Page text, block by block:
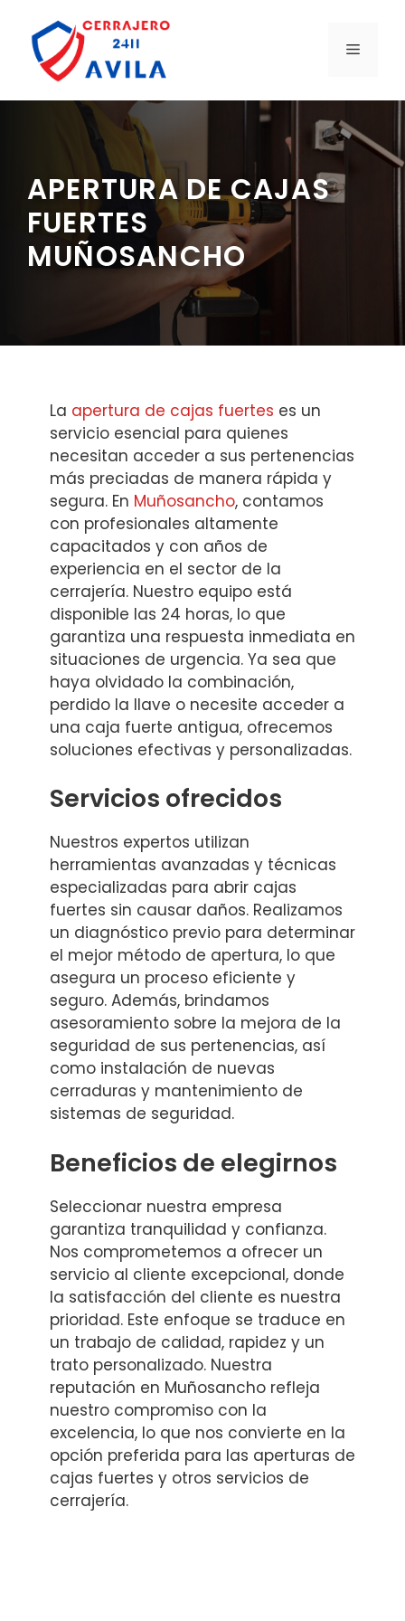
contenido
MENÚ
APERTURA DE CAJAS
FUERTES
MUÑOSANCHO
La apertura de cajas fuertes es un
servicio esencial para quienes
necesitan acceder a sus pertenencias
más preciadas de manera rápida y
segura. En Muñosancho, contamos
con profesionales altamente
capacitados y con años de
experiencia en el sector de la
cerrajería. Nuestro equipo está
disponible las 24 horas, lo que
garantiza una respuesta inmediata en
situaciones de urgencia. Ya sea que
haya olvidado la combinación,
perdido la llave o necesite acceder a
una caja fuerte antigua, ofrecemos
soluciones efectivas y personalizadas.
Servicios ofrecidos
Nuestros expertos utilizan
herramientas avanzadas y técnicas
especializadas para abrir cajas
fuertes sin causar daños. Realizamos
un diagnóstico previo para determinar
el mejor método de apertura, lo que
asegura un proceso eficiente y
seguro. Además, brindamos
asesoramiento sobre la mejora de la
seguridad de sus pertenencias, así
como instalación de nuevas
cerraduras y mantenimiento de
sistemas de seguridad.
Beneficios de elegirnos
Seleccionar nuestra empresa
garantiza tranquilidad y confianza.
Nos comprometemos a ofrecer un
servicio al cliente excepcional, donde
la satisfacción del cliente es nuestra
prioridad. Este enfoque se traduce en
un trabajo de calidad, rapidez y un
trato personalizado. Nuestra
reputación en Muñosancho refleja
nuestro compromiso con la
excelencia, lo que nos convierte en la
opción preferida para las aperturas de
cajas fuertes y otros servicios de
cerrajería.